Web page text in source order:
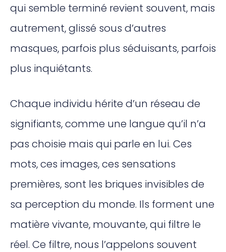
qui semble terminé revient souvent, mais
autrement, glissé sous d’autres
masques, parfois plus séduisants, parfois
plus inquiétants.
Chaque individu hérite d’un réseau de
signifiants, comme une langue qu’il n’a
pas choisie mais qui parle en lui. Ces
mots, ces images, ces sensations
premières, sont les briques invisibles de
sa perception du monde. Ils forment une
matière vivante, mouvante, qui filtre le
réel. Ce filtre, nous l’appelons souvent